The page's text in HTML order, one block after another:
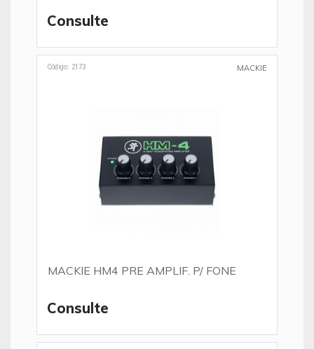
Consulte
Código: 2173 MACKIE
MACKIE HM4 PRE AMPLIF. P/ FONE
Consulte